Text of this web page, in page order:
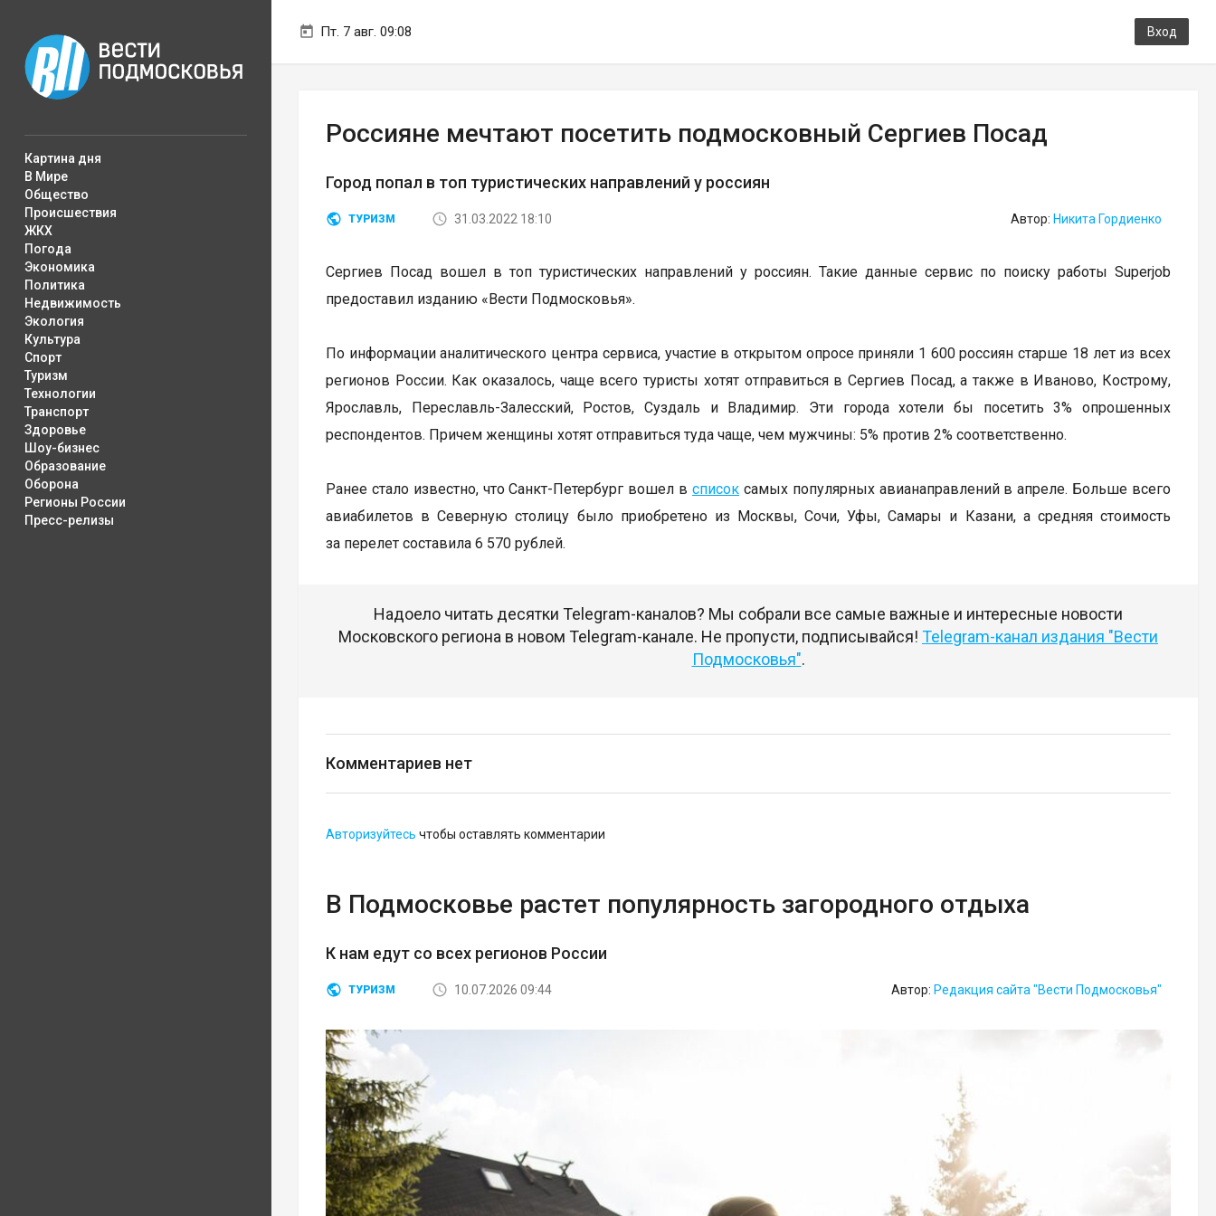
Пт. 7 авг. 09:08 Вход
Картина дня
В Мире
Общество
Происшествия
ЖКХ
Погода
Экономика
Политика
Недвижимость
Экология
Культура
Спорт
Туризм
Технологии
Транспорт
Здоровье
Шоу-бизнес
Образование
Оборона
Регионы России
Пресс-релизы
Россияне мечтают посетить подмосковный Сергиев Посад
Город попал в топ туристических направлений у россиян
ТУРИЗМ 31.03.2022 18:10 Автор: Никита Гордиенко
Сергиев Посад вошел в топ туристических направлений у россиян. Такие данные сервис по поиску работы Superjob
предоставил изданию «Вести Подмосковья».
По информации аналитического центра сервиса, участие в открытом опросе приняли 1 600 россиян старше 18 лет из всех
регионов России. Как оказалось, чаще всего туристы хотят отправиться в Сергиев Посад, а также в Иваново, Кострому,
Ярославль, Переславль-Залесский, Ростов, Суздаль и Владимир. Эти города хотели бы посетить 3% опрошенных
респондентов. Причем женщины хотят отправиться туда чаще, чем мужчины: 5% против 2% соответственно.
Ранее стало известно, что Санкт-Петербург вошел в список самых популярных авианаправлений в апреле. Больше всего
авиабилетов в Северную столицу было приобретено из Москвы, Сочи, Уфы, Самары и Казани, а средняя стоимость
за перелет составила 6 570 рублей.
Надоело читать десятки Telegram-каналов? Мы собрали все самые важные и интересные новости
Московского региона в новом Telegram-канале. Не пропусти, подписывайся! Telegram-канал издания "Вести
Подмосковья".
Комментариев нет
Авторизуйтесь чтобы оставлять комментарии
В Подмосковье растет популярность загородного отдыха
К нам едут со всех регионов России
ТУРИЗМ 10.07.2026 09:44 Автор: Редакция сайта "Вести Подмосковья"